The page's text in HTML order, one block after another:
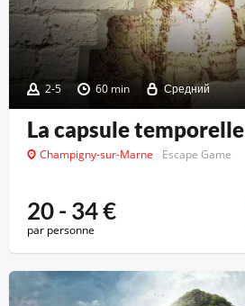
2-5 60 min Средний
La capsule temporelle
Champigny-sur-Marne Escape Game
20 - 34€
par personne